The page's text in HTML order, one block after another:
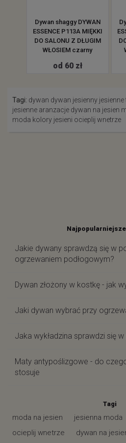
Dywan shaggy DYWAN
ESSENCE P113A MIĘKKI
DO SALONU Z DŁUGIM
WŁOSIEM czarny
od 60 zł
Tagi: dywan dywan jesienny jesienne
jesienne aranzacje dywan na jesien
moda kolory jesieni ocieplij wnetrze
Najpopularniejsze
Jakie dywany sprawdzą się w
ogrzewaniem podłogowym?
Dywan złożony w kostkę - jak
Jaki dywan wybrać przy
Jaka wykładzina sprawdzi się
Maty antypoślizgowe - do
stosuje
Tagi
moda na jesien jesienna moda
ocieplij wnetrze
dywan na